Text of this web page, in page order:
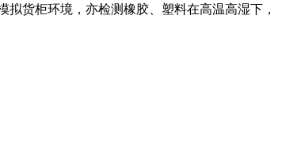
货柜环境，亦检测橡胶、塑料在高温高湿下，